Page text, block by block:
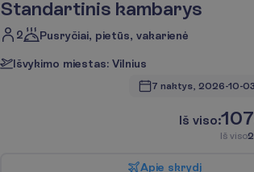
Standartinis kambarys
2 Pusryčiai, pietūs, vakarienė
Išvykimo miestas: Vilnius
7 naktys, 2026-10-03
Iš viso:
Iš viso
Apie skrydį